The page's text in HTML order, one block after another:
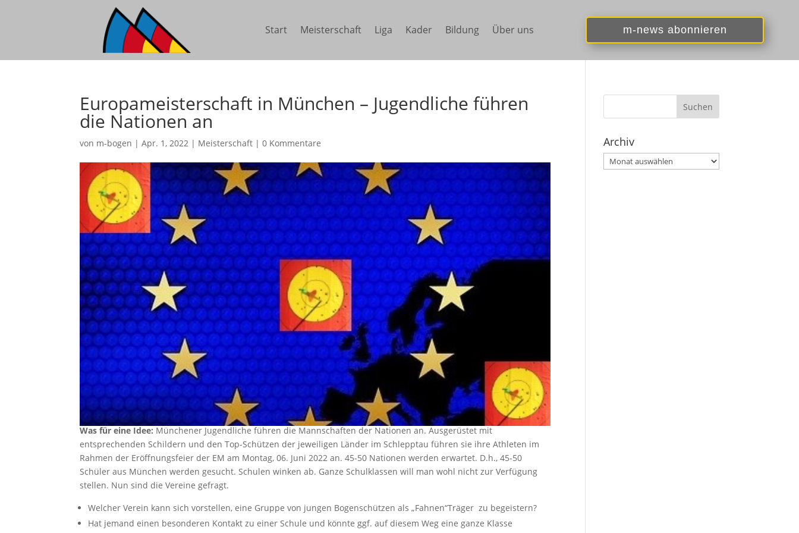
Start Meisterschaft Liga Kader Bildung Über uns m-news abonnieren
Europameisterschaft in München – Jugendliche führen
die Nationen an
von m-bogen |Apr. 1, 2022 | Meisterschaft |0 Kommentare
Was für eine Idee: Münchener Jugendliche führen die Mannschaften der Nationen an. Ausgerüstet mit
entsprechenden Schildern und den Top-Schützen der jeweiligen Länder im Schlepptau führen sie ihre Athleten im
Rahmen der Eröffnungsfeier der EM am Montag, 06. Juni 2022 an. 45-50 Nationen werden erwartet. D.h., 45-50
Schüler aus München werden gesucht. Schulen winken ab. Ganze Schulklassen will man wohl nicht zur Verfügung
stellen. Nun sind die Vereine gefragt.
Welcher Verein kann sich vorstellen, eine Gruppe von jungen Bogenschützen als „Fahnen“Träger zu begeistern?
Hat jemand einen besonderen Kontakt zu einer Schule und könnte ggf. auf diesem Weg eine ganze Klasse
Archiv
Archiv